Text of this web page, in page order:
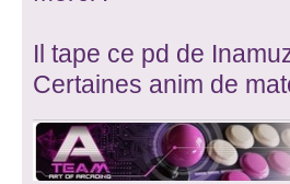
Il tape ce pd de
Certaines anim de